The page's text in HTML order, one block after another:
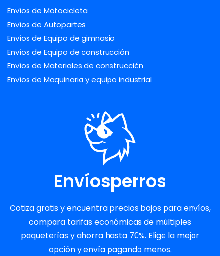
Envíos de Motocicleta
Envíos de Autopartes
Envíos de Equipo de gimnasio
Envíos de Equipo de construcción
Envíos de Materiales de construcción
Envíos de Maquinaria y equipo industrial
Envíosperros
Cotiza gratis y encuentra precios bajos para envíos,
compara tarifas económicas de múltiples
paqueterías y ahorra hasta 70%. Elige la mejor
opción y envía pagando menos.